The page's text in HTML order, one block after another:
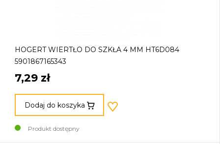
HOGERT WIERTŁO DO SZKŁA 4 MM HT6D084
5901867165343
7,29 zł
Dodaj do koszyka
Produkt dostępny